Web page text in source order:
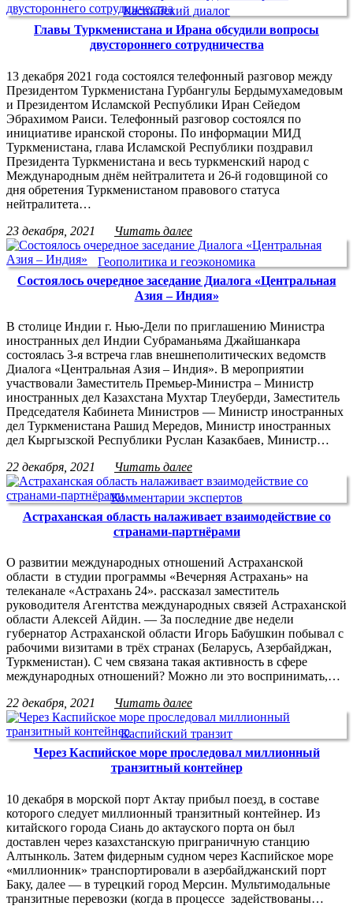
Каспийский диалог
Главы Туркменистана и Ирана обсудили вопросы
двустороннего сотрудничества
13 декабря 2021 года состоялся телефонный разговор между
Президентом Туркменистана Гурбангулы Бердымухамедовым
и Президентом Исламской Республики Иран Сейедом
Эбрахимом Раиси. Телефонный разговор состоялся по
инициативе иранской стороны. По информации МИД
Туркменистана, глава Исламской Республики поздравил
Президента Туркменистана и весь туркменский народ с
Международным днём нейтралитета и 26-й годовщиной со
дня обретения Туркменистаном правового статуса
нейтралитета…
23 декабря, 2021
Читать далее
Геополитика и геоэкономика
Состоялось очередное заседание Диалога «Центральная
Азия – Индия»
В столице Индии г. Нью-Дели по приглашению Министра
иностранных дел Индии Субраманьяма Джайшанкара
состоялась 3-я встреча глав внешнеполитических ведомств
Диалога «Центральная Азия – Индия». В мероприятии
участвовали Заместитель Премьер-Министра – Министр
иностранных дел Казахстана Мухтар Тлеуберди, Заместитель
Председателя Кабинета Министров — Министр иностранных
дел Туркменистана Рашид Мередов, Министр иностранных
дел Кыргызской Республики Руслан Казакбаев, Министр…
22 декабря, 2021
Читать далее
Комментарии экспертов
Астраханская область налаживает взаимодействие со
странами-партнёрами
О развитии международных отношений Астраханской
области в студии программы «Вечерняя Астрахань» на
телеканале «Астрахань 24». рассказал заместитель
руководителя Агентства международных связей Астраханской
области Алексей Айдин. — За последние две недели
губернатор Астраханской области Игорь Бабушкин побывал с
рабочими визитами в трёх странах (Беларусь, Азербайджан,
Туркменистан). С чем связана такая активность в сфере
международных отношений? Можно ли это воспринимать,…
22 декабря, 2021
Читать далее
Каспийский транзит
Через Каспийское море проследовал миллионный
транзитный контейнер
10 декабря в морской порт Актау прибыл поезд, в составе
которого следует миллионный транзитный контейнер. Из
китайского города Сиань до актауского порта он был
доставлен через казахстанскую приграничную станцию
Алтынколь. Затем фидерным судном через Каспийское море
«миллионник» транспортировали в азербайджанский порт
Баку, далее — в турецкий город Мерсин. Мультимодальные
транзитные перевозки (когда в процессе задействованы…